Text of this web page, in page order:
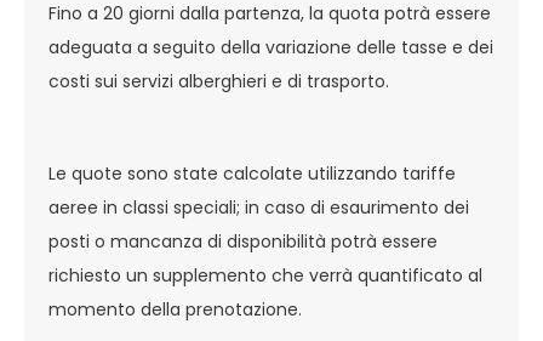
Fino a 20 giorni dalla partenza, la quota potrà essere
adeguata a seguito della variazione delle tasse e dei
costi sui servizi alberghieri e di trasporto.
Le quote sono state calcolate utilizzando tariffe
aeree in classi speciali; in caso di esaurimento dei
posti o mancanza di disponibilità potrà essere
richiesto un supplemento che verrà quantificato al
momento della prenotazione.